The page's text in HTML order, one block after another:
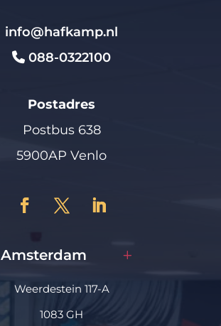
info@hafkamp.nl
088-0322100
Postadres
Postbus 638
5900AP Venlo
Amsterdam
Weerdestein 117-A
1083 GH